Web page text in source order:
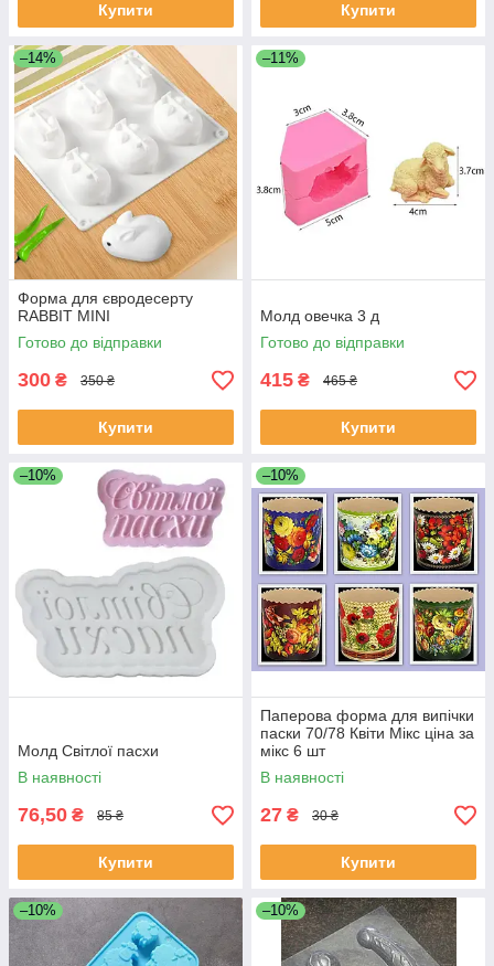
Купити Купити
–14%
Форма для євродесерту
RABBIT MINI
Готово до відправки
300 ₴ 350 ₴
Купити
–11%
Молд овечка 3 д
Готово до відправки
415 ₴ 465 ₴
Купити
–10%
Молд Світлої пасхи
В наявності
76,50 ₴ 85 ₴
Купити
–10%
Паперова форма для випічки
паски 70/78 Квіти Мікс ціна за
мікс 6 шт
В наявності
27 ₴ 30 ₴
Купити
–10% –10%